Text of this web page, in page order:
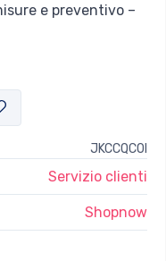
e preventivo –
JKCCQCOI
Servizio clienti
Shopnow